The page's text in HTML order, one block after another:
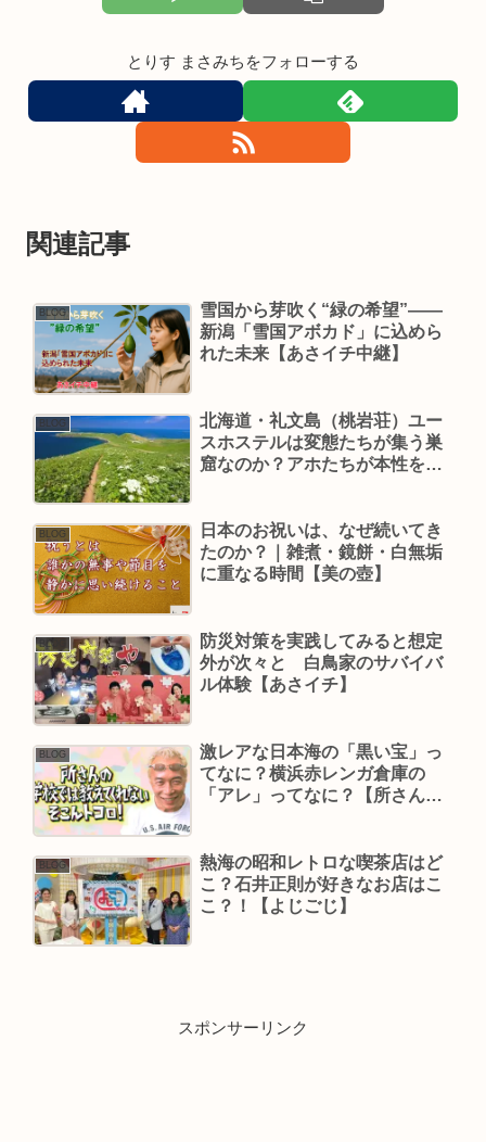
とりす まさみちをフォローする
関連記事
BLOG
雪国から芽吹く“緑の希望”——
新潟「雪国アボカド」に込めら
れた未来【あさイチ中継】
BLOG
北海道・礼文島（桃岩荘）ユー
スホステルは変態たちが集う巣
窟なのか？アホたちが本性を見
BLOG
日本のお祝いは、なぜ続いてき
たのか？｜雑煮・鏡餅・白無垢
に重なる時間【美の壺】
BLOG
防災対策を実践してみると想定
外が次々と 白鳥家のサバイバ
ル体験【あさイチ】
BLOG
激レアな日本海の「黒い宝」っ
てなに？横浜赤レンガ倉庫の
「アレ」ってなに？【所さんの
BLOG
熱海の昭和レトロな喫茶店はど
こ？石井正則が好きなお店はこ
こ？！【よじごじ】
スポンサーリンク